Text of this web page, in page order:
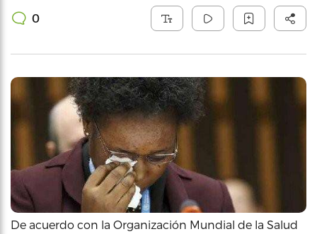
0
De acuerdo con la Organización Mundial de la Salud